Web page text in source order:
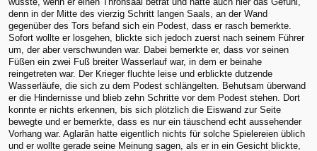
denn in der Mitte des vierzig Schritt langen Saals, an der Wand
gegenüber des Tors befand sich ein Podest, dass er rasch bemerkte.
Sofort wollte er losgehen, blickte sich jedoch zuerst nach seinem Führer
um, der aber verschwunden war. Dabei bemerkte er, dass vor seinen
Füßen ein zwei Fuß breiter Wasserlauf war, in dem er beinahe
reingetreten war. Der Krieger fluchte leise und erblickte dutzende
Wasserläufe, die sich zu dem Podest schlängelten. Behutsam überwand
er die Hindernisse und blieb zehn Schritte vor dem Podest stehen. Dort
konnte er nichts erkennen, bis sich plötzlich die Eiswand zur Seite
bewegte und er bemerkte, dass es nur ein täuschend echt aussehender
Vorhang war. Aglarân hatte eigentlich nichts für solche Spielereien üblich
und er wollte gerade seine Meinung sagen, als er in ein Gesicht blickte,